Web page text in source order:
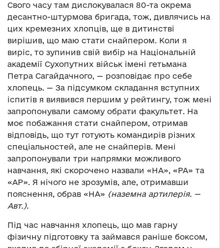
Свого часу там дислокувалася 80-та окрема
десантно-штурмова бригада, тож, дивлячись на
цих кремезних хлопців, ще в дитинстві
вирішив, що маю стати снайпером. Коли я
виріс, то зупинив свій вибір на Національній
академії Сухопутних військ імені гетьмана
Петра Сагайдачного, — розповідає про себе
хлопець. — За підсумком складання вступних
іспитів я виявився першим у рейтингу, тож мені
запропонували самому обрати факультет. На
моє побажання стати снайпером, отримав
відповідь, що тут готують командирів різних
спеціальностей, але не снайперів. Мені
запропонували три напрямки можливого
навчання, які скорочено назвали «НА», «РА» та
«АР». Я нічого не зрозумів, але, отримавши
пояснення, обрав «НА» (наземна артилерія. —
Авт.).
Під час навчання хлопець, що мав гарну
фізичну підготовку та займався раніше боксом,